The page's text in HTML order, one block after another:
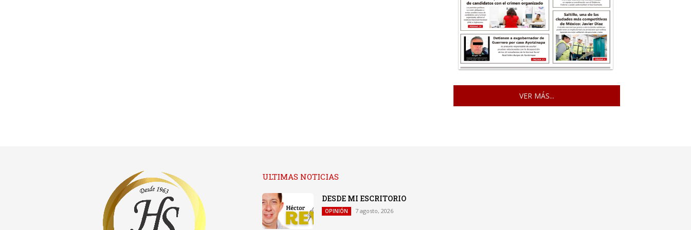
VER MÁS...
ULTIMAS NOTICIAS
DESDE MI ESCRITORIO
OPINIÓN 7 agosto, 2026